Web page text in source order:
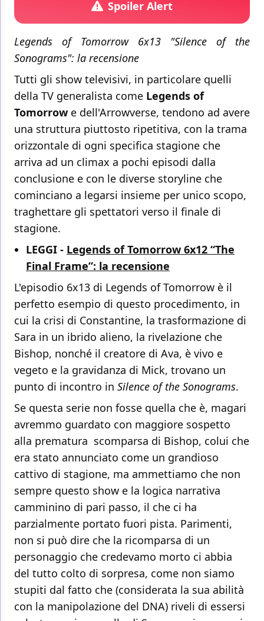
Spoiler Alert
Legends of Tomorrow 6x13 "Silence of the
Sonograms": la recensione
Tutti gli show televisivi, in particolare quelli
della TV generalista come Legends of
Tomorrow e dell'Arrowverse, tendono ad avere
una struttura piuttosto ripetitiva, con la trama
orizzontale di ogni specifica stagione che
arriva ad un climax a pochi episodi dalla
conclusione e con le diverse storyline che
cominciano a legarsi insieme per unico scopo,
traghettare gli spettatori verso il finale di
stagione.
LEGGI - Legends of Tomorrow 6x12 “The
Final Frame”: la recensione
L'episodio 6x13 di Legends of Tomorrow è il
perfetto esempio di questo procedimento, in
cui la crisi di Constantine, la trasformazione di
Sara in un ibrido alieno, la rivelazione che
Bishop, nonché il creatore di Ava, è vivo e
vegeto e la gravidanza di Mick, trovano un
punto di incontro in Silence of the Sonograms.
Se questa serie non fosse quella che è, magari
avremmo guardato con maggiore sospetto
alla prematura scomparsa di Bishop, colui che
era stato annunciato come un grandioso
cattivo di stagione, ma ammettiamo che non
sempre questo show e la logica narrativa
camminino di pari passo, il che ci ha
parzialmente portato fuori pista. Parimenti,
non si può dire che la ricomparsa di un
personaggio che credevamo morto ci abbia
del tutto colto di sorpresa, come non siamo
stupiti dal fatto che (considerata la sua abilità
con la manipolazione del DNA) riveli di essersi